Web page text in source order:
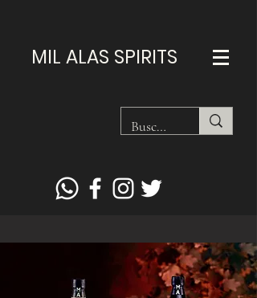
MIL ALAS SPIRITS